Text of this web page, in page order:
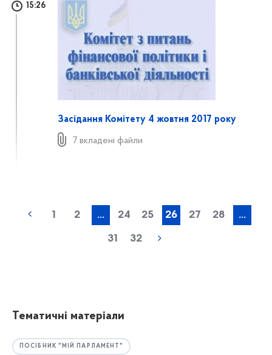
15:26
Засідання Комітету 4 жовтня 2017 року
7 вкладені файли
1 2 ... 24 25 26 27 28 ...
31 32
Тематичні матеріали
ПОСІБНИК "МІЙ ПАРЛАМЕНТ"